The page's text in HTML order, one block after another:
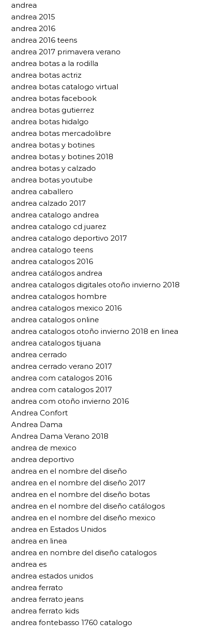
andrea
andrea 2015
andrea 2016
andrea 2016 teens
andrea 2017 primavera verano
andrea botas a la rodilla
andrea botas actriz
andrea botas catalogo virtual
andrea botas facebook
andrea botas gutierrez
andrea botas hidalgo
andrea botas mercadolibre
andrea botas y botines
andrea botas y botines 2018
andrea botas y calzado
andrea botas youtube
andrea caballero
andrea calzado 2017
andrea catalogo andrea
andrea catalogo cd juarez
andrea catalogo deportivo 2017
andrea catalogo teens
andrea catalogos 2016
andrea catálogos andrea
andrea catalogos digitales otoño invierno 2018
andrea catalogos hombre
andrea catalogos mexico 2016
andrea catalogos online
andrea catalogos otoño invierno 2018 en linea
andrea catalogos tijuana
andrea cerrado
andrea cerrado verano 2017
andrea com catalogos 2016
andrea com catalogos 2017
andrea com otoño invierno 2016
Andrea Confort
Andrea Dama
Andrea Dama Verano 2018
andrea de mexico
andrea deportivo
andrea en el nombre del diseño
andrea en el nombre del diseño 2017
andrea en el nombre del diseño botas
andrea en el nombre del diseño catálogos
andrea en el nombre del diseño mexico
andrea en Estados Unidos
andrea en linea
andrea en nombre del diseño catalogos
andrea es
andrea estados unidos
andrea ferrato
andrea ferrato jeans
andrea ferrato kids
andrea fontebasso 1760 catalogo